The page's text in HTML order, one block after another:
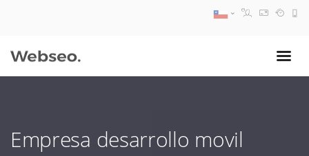
Empresa desarrollo movil
09:30 AM A 18:30 PM